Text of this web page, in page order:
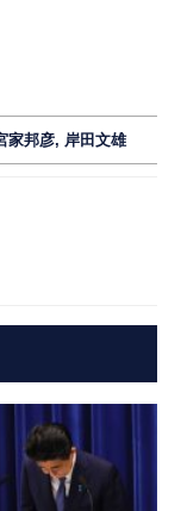
家邦彦, 岸田文雄